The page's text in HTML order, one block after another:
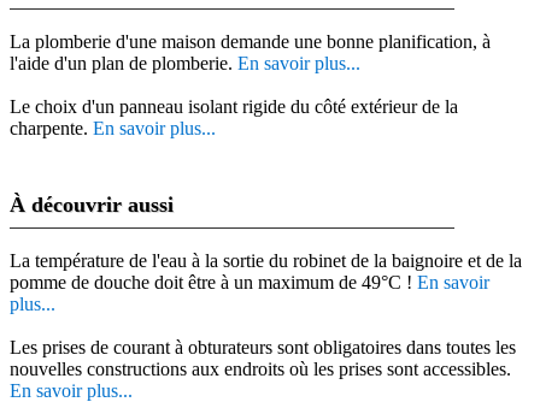
La plomberie d'une maison demande une bonne planification, à
l'aide d'un plan de plomberie. En savoir plus...
Le choix d'un panneau isolant rigide du côté extérieur de la
charpente. En savoir plus...
À découvrir aussi
La température de l'eau à la sortie du robinet de la baignoire et de la
pomme de douche doit être à un maximum de 49°C ! En savoir
plus...
Les prises de courant à obturateurs sont obligatoires dans toutes les
nouvelles constructions aux endroits où les prises sont accessibles.
En savoir plus...